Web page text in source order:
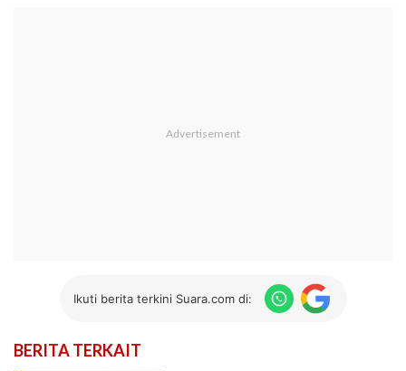
Ikuti berita terkini Suara.com di:
BERITA TERKAIT